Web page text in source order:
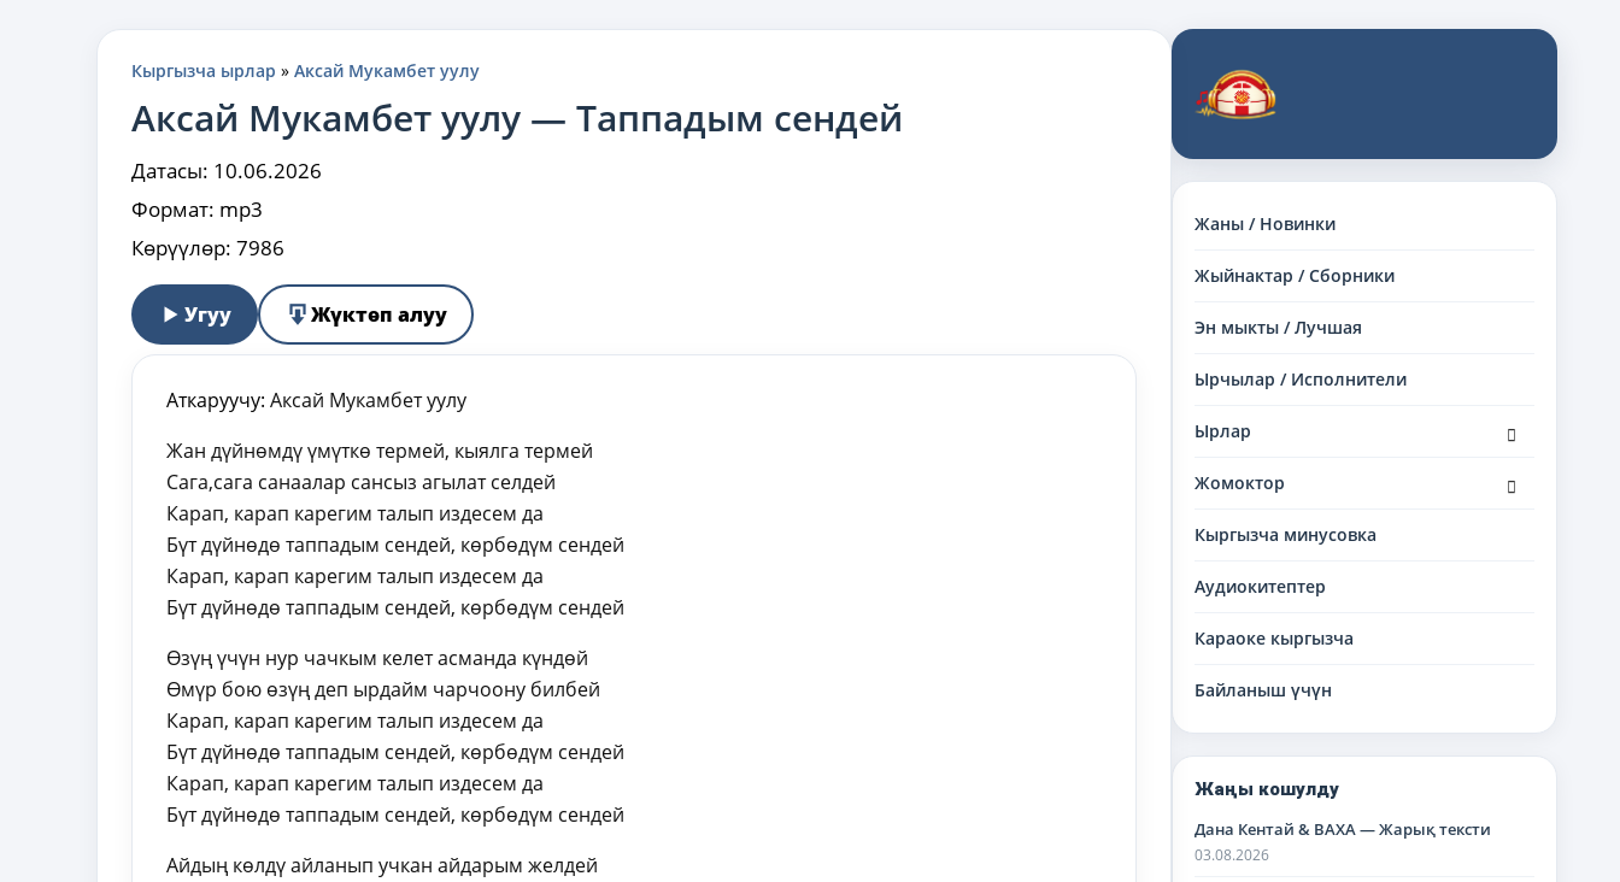
Жаны / Новинки
Жыйнактар / Сборники
Эн мыкты / Лучшая
Ырчылар / Исполнители
Ырлар
дочернее
Жомоктор
дочернее
Кыргызча минусовка
Аудиокитептер
Караоке кыргызча
Байланыш үчүн
Жаңы кошулду
Дана Кентай & BAXA — Жарық тексти
03.08.2026
Кыргызча ырлар » Аксай Мукамбет уулу
Аксай Мукамбет уулу — Таппадым сендей
Датасы: 10.06.2026
Формат: mp3
Көрүүлөр: 7986
Угуу Жүктөп алуу
Аткаруучу: Аксай Мукамбет уулу
Жан дүйнөмдү үмүткө термей, кыялга термей
Сага,сага санаалар сансыз агылат селдей
Карап, карап карегим талып издесем да
Бүт дүйнөдө таппадым сендей, көрбөдүм сендей
Карап, карап карегим талып издесем да
Бүт дүйнөдө таппадым сендей, көрбөдүм сендей
Өзүң үчүн нур чачкым келет асманда күндөй
Өмүр бою өзүң деп ырдайм чарчоону билбей
Карап, карап карегим талып издесем да
Бүт дүйнөдө таппадым сендей, көрбөдүм сендей
Карап, карап карегим талып издесем да
Бүт дүйнөдө таппадым сендей, көрбөдүм сендей
Айдың көлдү айланып учкан айдарым желдей